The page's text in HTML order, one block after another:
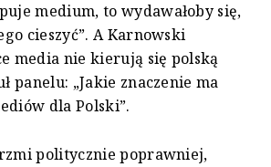
medium, to wydawałoby się,
cieszyć”. A Karnowski
media nie kierują się polską
panelu: „Jakie znaczenie ma
dla Polski”.
politycznie poprawniej,